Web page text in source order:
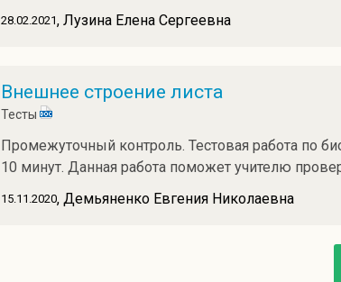
28.02.2021, Лузина Елена Сергеевна
Внешнее строение листа
Тесты
Промежуточный контроль. Тестовая работа по
10 минут. Данная работа поможет учителю
15.11.2020, Демьяненко Евгения Николаевна